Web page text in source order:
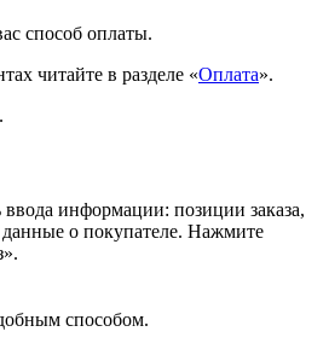
способ оплаты.
читайте в разделе «Оплата».
ввода информации: позиции заказа,
о покупателе. Нажмите
способом.